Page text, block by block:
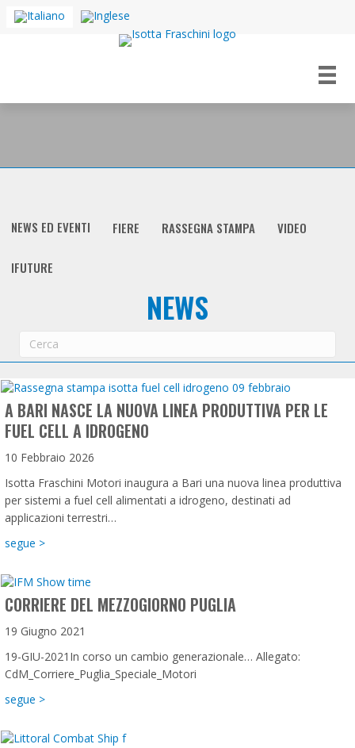
NEWS ED EVENTI FIERE RASSEGNA STAMPA VIDEO
IFUTURE
NEWS
A BARI NASCE LA NUOVA LINEA PRODUTTIVA PER LE
FUEL CELL A IDROGENO
10 Febbraio 2026
Isotta Fraschini Motori inaugura a Bari una nuova linea produttiva
per sistemi a fuel cell alimentati a idrogeno, destinati ad
applicazioni terrestri…
segue >about A Bari nasce la nuova linea produttiva per le fuel cell
CORRIERE DEL MEZZOGIORNO PUGLIA
19 Giugno 2021
19-GIU-2021In corso un cambio generazionale… Allegato:
CdM_Corriere_Puglia_Speciale_Motori
segue >about Corriere del Mezzogiorno Puglia